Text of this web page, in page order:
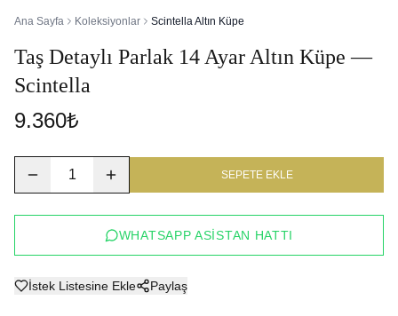
Ana Sayfa Koleksiyonlar Scintella Altın Küpe
Taş Detaylı Parlak 14 Ayar Altın Küpe —
Scintella
9.360₺
1 SEPETE EKLE
WHATSAPP ASISTAN HATTI
İstek Listesine Ekle Paylaş